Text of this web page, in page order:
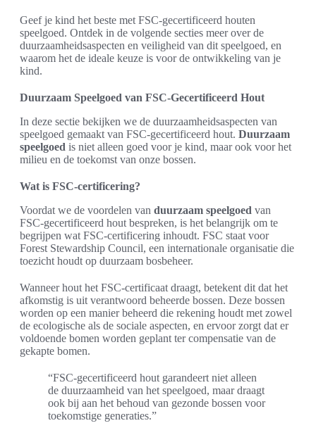
Geef je kind het beste met FSC-gecertificeerd houten
speelgoed. Ontdek in de volgende secties meer over de
duurzaamheidsaspecten en veiligheid van dit speelgoed, en
waarom het de ideale keuze is voor de ontwikkeling van je
kind.
Duurzaam Speelgoed van FSC-Gecertificeerd Hout
In deze sectie bekijken we de duurzaamheidsaspecten van
speelgoed gemaakt van FSC-gecertificeerd hout. Duurzaam
speelgoed is niet alleen goed voor je kind, maar ook voor het
milieu en de toekomst van onze bossen.
Wat is FSC-certificering?
Voordat we de voordelen van duurzaam speelgoed van
FSC-gecertificeerd hout bespreken, is het belangrijk om te
begrijpen wat FSC-certificering inhoudt. FSC staat voor
Forest Stewardship Council, een internationale organisatie die
toezicht houdt op duurzaam bosbeheer.
Wanneer hout het FSC-certificaat draagt, betekent dit dat het
afkomstig is uit verantwoord beheerde bossen. Deze bossen
worden op een manier beheerd die rekening houdt met zowel
de ecologische als de sociale aspecten, en ervoor zorgt dat er
voldoende bomen worden geplant ter compensatie van de
gekapte bomen.
“FSC-gecertificeerd hout garandeert niet alleen
de duurzaamheid van het speelgoed, maar draagt
ook bij aan het behoud van gezonde bossen voor
toekomstige generaties.”